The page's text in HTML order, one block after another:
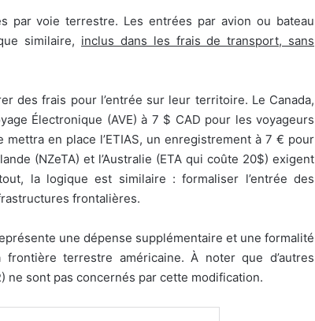
par voie terrestre. Les entrées par avion ou bateau
similaire, inclus dans les frais de transport, sans
des frais pour l’entrée sur leur territoire. Le Canada,
Électronique (AVE) à 7 $ CAD pour les voyageurs
mettra en place l’ETIAS, un enregistrement à 7 € pour
(NZeTA) et l’Australie (ETA qui coûte 20$) exigent
la logique est similaire : formaliser l’entrée des
frontalières.
une dépense supplémentaire et une formalité
terrestre américaine. À noter que d’autres
ne sont pas concernés par cette modification.